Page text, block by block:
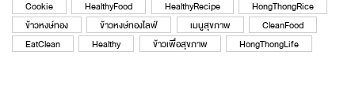
Cookie
HealthyFood HealthyRecipe
HongThongRice
ข้าวหงษ์ทอง
ข้าวหงษ์ทองไลฟ์ เมนูสุขภาพ
CleanFood
EatClean
Healthy ข้าวเพื่อสุขภาพ HongThongLife